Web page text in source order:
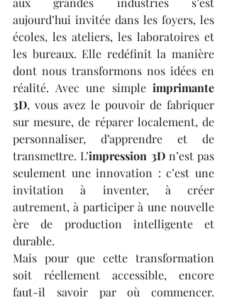
aujourd’hui invitée dans les foyers, les
écoles, les ateliers, les laboratoires et
les bureaux. Elle redéfinit la manière
dont nous transformons nos idées en
réalité. Avec une simple imprimante
3D, vous avez le pouvoir de fabriquer
sur mesure, de réparer localement, de
personnaliser, d’apprendre et de
transmettre. L’impression 3D n’est pas
seulement une innovation : c’est une
invitation à inventer, à créer
autrement, à participer à une nouvelle
ère de production intelligente et
durable.
Mais pour que cette transformation
soit réellement accessible, encore
faut-il savoir par où commencer.